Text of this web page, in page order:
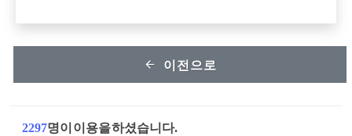
이전으로
2297명이 이용을 하셨습니다.